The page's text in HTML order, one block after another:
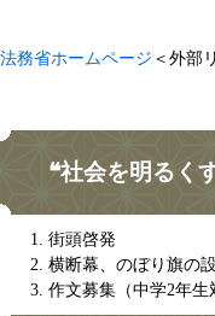
法務省ホームページ ＜外部
❝社会を明るく
街頭啓発
横断幕、のぼり旗の
作文募集（中学2年生